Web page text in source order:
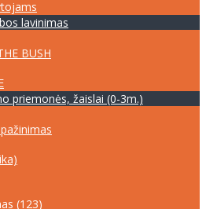
lavinimas
BUSH
priemonės, žaislai (0-3m.)
(123)